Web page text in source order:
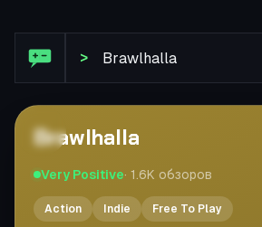
>
Brawlhalla
Very Positive· 1.6K обзоров
Action Indie Free To Play